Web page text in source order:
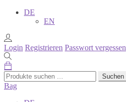
DE
EN
Login Registrieren Passwort vergessen
Suchen
nach:
Suchen
Bag